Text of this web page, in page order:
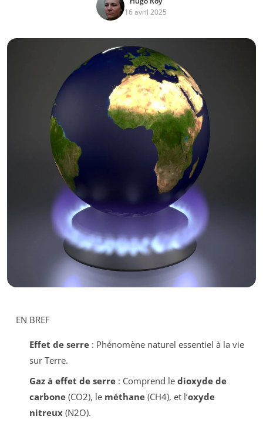
16 avril 2025
EN BREF
Effet de serre: Phénomène naturel essentiel à la vie
sur Terre.
Gaz à effet de serre: Comprend le dioxyde de
carbone(CO2), le méthane(CH4), et l’oxyde
nitreux(N2O).